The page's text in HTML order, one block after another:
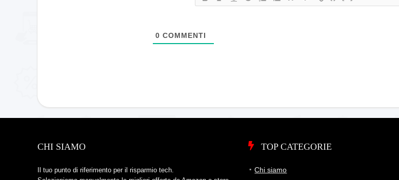
0 COMMENTI
CHI SIAMO
Il tuo punto di riferimento per il risparmio tech.
TOP CATEGORIE
Chi siamo